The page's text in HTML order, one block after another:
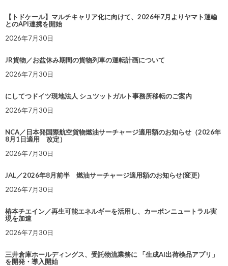
【トドケール】マルチキャリア化に向けて、2026年7月よりヤマト運輸
とのAPI連携を開始
2026年7月30日
JR貨物／お盆休み期間の貨物列車の運転計画について
2026年7月30日
にしてつドイツ現地法人 シュツットガルト事務所移転のご案内
2026年7月30日
NCA／日本発国際航空貨物燃油サーチャージ適用額のお知らせ（2026年
8月1日適用 改定）
2026年7月30日
JAL／2026年8月前半 燃油サーチャージ適用額のお知らせ(変更)
2026年7月30日
椿本チエイン／再生可能エネルギーを活用し、カーボンニュートラル実
現を加速
2026年7月30日
三井倉庫ホールディングス、受託物流業務に 「生成AI出荷検品アプリ」
を開発・導入開始